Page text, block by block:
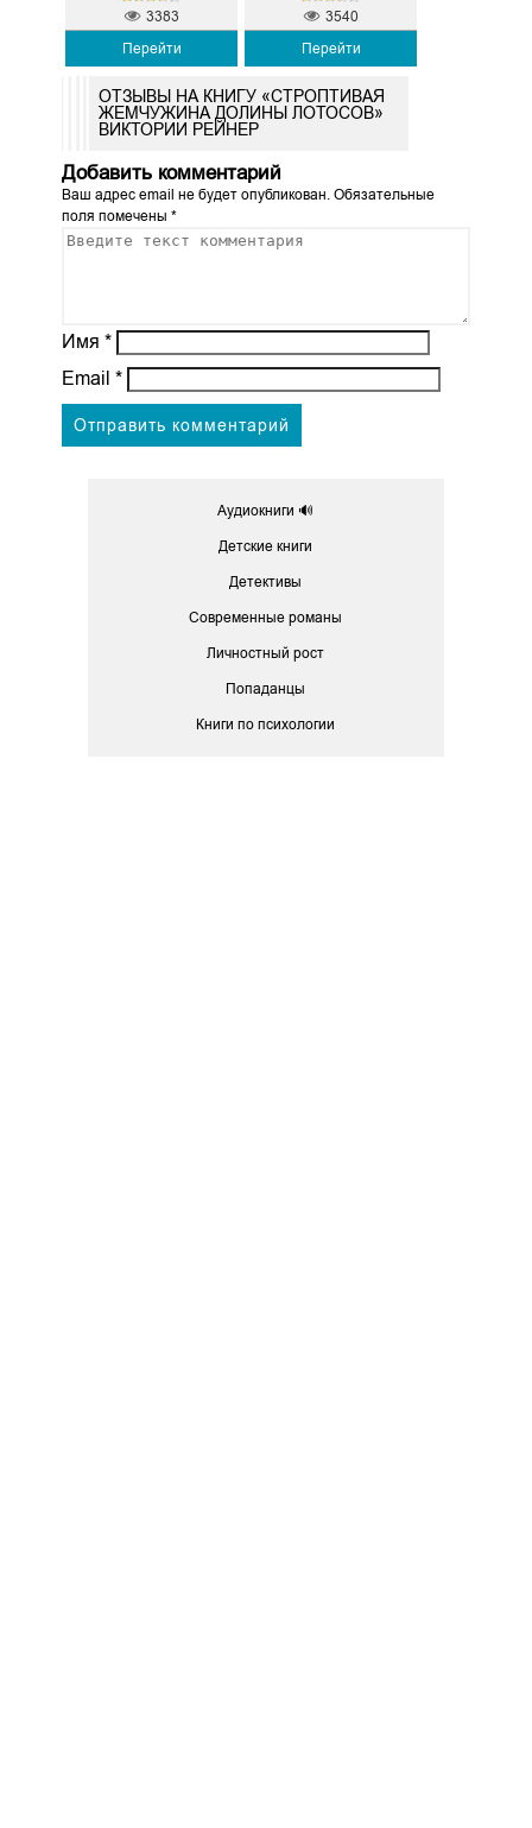
Перейти
3383
Перейти
3540
ОТЗЫВЫ НА КНИГУ «СТРОПТИВАЯ
ЖЕМЧУЖИНА ДОЛИНЫ ЛОТОСОВ»
ВИКТОРИИ РЕЙНЕР
Добавить комментарий
Ваш адрес email не будет опубликован.Обязательные
поля помечены *
Имя *
Email *
Аудиокниги 🔊
Детские книги
Детективы
Современные романы
Личностный рост
Попаданцы
Книги по психологии